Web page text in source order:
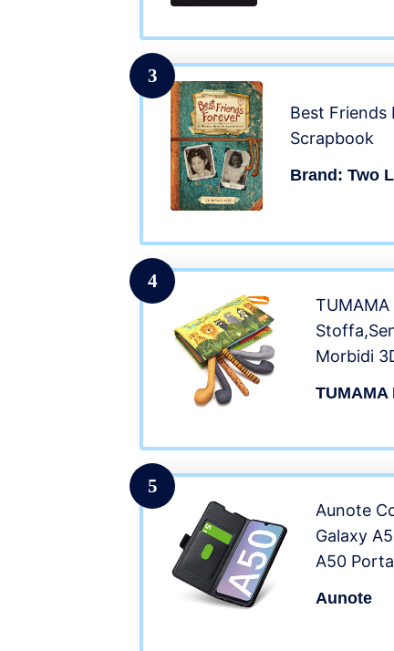
3
Best Friends
Scrapbook
Brand: Two
4
TUMAMA
Morbidi
TUMAMA
5
Aunote
Galaxy
A50
Aunote